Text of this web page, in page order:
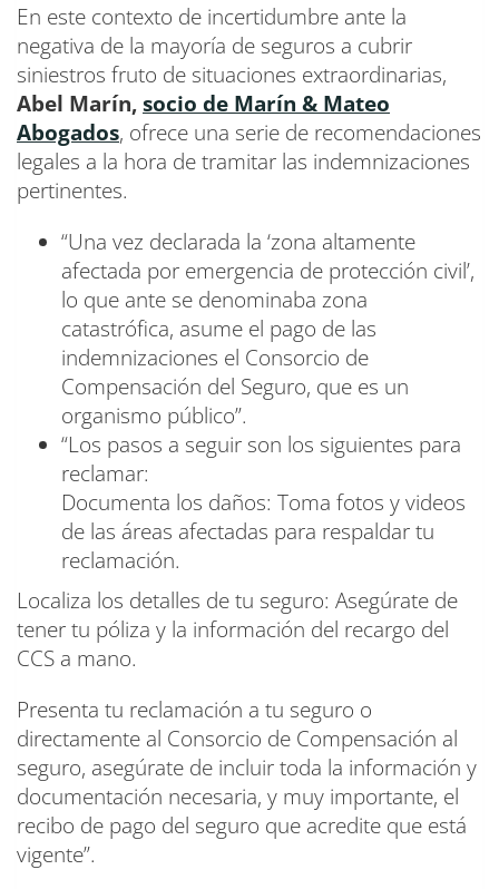
En este contexto de incertidumbre ante la
negativa de la mayoría de seguros a cubrir
siniestros fruto de situaciones extraordinarias,
Abel Marín,socio de Marín & Mateo
Abogados, ofrece una serie de recomendaciones
legales a la hora de tramitar las indemnizaciones
pertinentes.
“Una vez declarada la ‘zona altamente
afectada por emergencia de protección civil’,
lo que ante se denominaba zona
catastrófica, asume el pago de las
indemnizaciones el Consorcio de
Compensación del Seguro, que es un
organismo público”.
“Los pasos a seguir son los siguientes para
reclamar:
Documenta los daños: Toma fotos y videos
de las áreas afectadas para respaldar tu
reclamación.
Localiza los detalles de tu seguro: Asegúrate de
tener tu póliza y la información del recargo del
CCS a mano.
Presenta tu reclamación a tu seguro o
directamente al Consorcio de Compensación al
seguro, asegúrate de incluir toda la información y
documentación necesaria, y muy importante, el
recibo de pago del seguro que acredite que está
vigente”.